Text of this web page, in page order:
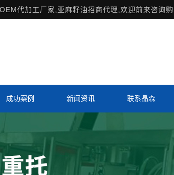
代加工厂家,亚麻籽油招商代理,欢迎前来咨询购
成功案例 新闻资讯 联系晶森